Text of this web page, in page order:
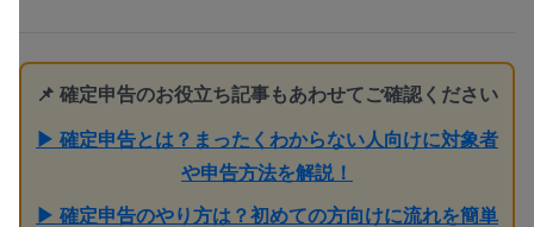
📌 確定申告のお役立ち記事もあわせてご確認ください
▶ 確定申告とは？まったくわからない人向けに対象者
や申告方法を解説！
▶ 確定申告のやり方は？初めての方向けに流れを簡単